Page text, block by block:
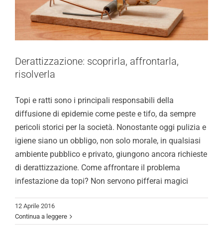
Chi Siamo
Video
Cerca
per:
Derattizzazione: scoprirla, affrontarla,
risolverla
Topi e ratti sono i principali responsabili della
diffusione di epidemie come peste e tifo, da sempre
pericoli storici per la società. Nonostante oggi pulizia e
igiene siano un obbligo, non solo morale, in qualsiasi
ambiente pubblico e privato, giungono ancora richieste
di derattizzazione. Come affrontare il problema
infestazione da topi? Non servono pifferai magici
12 Aprile 2016
Continua a leggere